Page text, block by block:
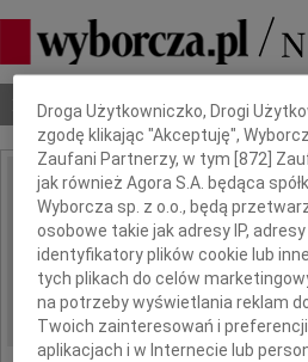
Nekrologi Odeszli Poradnik
IMIĘ I NAZWISKO:
REGION: Warszawa
DATA EMISJI: 17.04.2026
Dbamy o Twoją prywatność
Droga Użytkowniczko, Drogi
zgodę klikając "Akceptuję",
Zaufani Partnerzy, w tym [872]
jak również Agora S.A. będąca
Wyborcza sp. z o.o., będą
osobowe takie jak adresy IP,
identyfikatory plików cookie lub
tych plikach do celów
na potrzeby wyświetlania reklam
Twoich zainteresowań i
aplikacjach i w Internecie lub